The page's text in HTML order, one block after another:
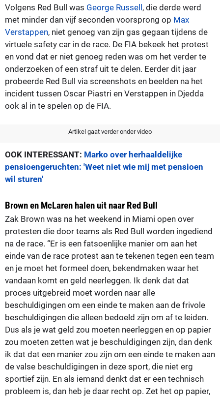
Volgens Red Bull was George Russell, die derde werd
met minder dan vijf seconden voorsprong op Max
Verstappen, niet genoeg van zijn gas gegaan tijdens de
virtuele safety car in de race. De FIA bekeek het protest
en vond dat er niet genoeg reden was om het verder te
onderzoeken of een straf uit te delen. Eerder dit jaar
probeerde Red Bull via screenshots en beelden na het
incident tussen Oscar Piastri en Verstappen in Djedda
ook al in te spelen op de FIA.
Artikel gaat verder onder video
OOK INTERESSANT: Marko over herhaaldelijke
pensioengeruchten: 'Weet niet wie mij met pensioen
wil sturen'
Brown en McLaren halen uit naar Red Bull
Zak Brown was na het weekend in Miami open over
protesten die door teams als Red Bull worden ingediend
na de race. “Er is een fatsoenlijke manier om aan het
einde van de race protest aan te tekenen tegen een team
en je moet het formeel doen, bekendmaken waar het
vandaan komt en geld neerleggen. Ik denk dat dat
proces uitgebreid moet worden naar alle
beschuldigingen om een einde te maken aan de frivole
beschuldigingen die alleen bedoeld zijn om af te leiden.
Dus als je wat geld zou moeten neerleggen en op papier
zou moeten zetten wat je beschuldigingen zijn, dan denk
ik dat dat een manier zou zijn om een einde te maken aan
de valse beschuldigingen in deze sport, die niet erg
sportief zijn. En als iemand denkt dat er een technisch
probleem is, dan heb je daar recht op. Zet het op papier,